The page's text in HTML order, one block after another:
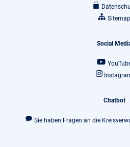
Sitemap
Social
Chatbot
Sie haben Fragen an die